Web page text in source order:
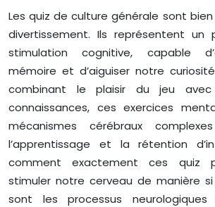
Les quiz de culture générale sont bien
divertissement. Ils représentent un
stimulation cognitive, capable
mémoire et d’aiguiser notre
combinant le plaisir du jeu avec
connaissances, ces exercices
mécanismes cérébraux
l’apprentissage et la rétention
comment exactement ces quiz
stimuler notre cerveau de manière
sont les processus